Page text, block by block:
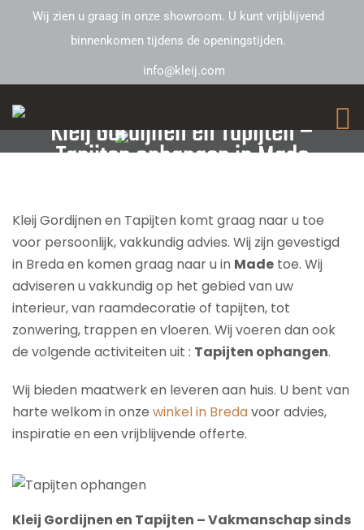
Wij zien u graag in onze showroom. U kunt vrijblijvend
binnenkomen tijdens de openingstijden.
info@kleij.com
Kleij Gordijnen en Tapijten –
Tapijten ophangen in Made
Kleij Gordijnen en Tapijten komt graag naar u toe
voor persoonlijk, vakkundig advies. Wij zijn gevestigd
in Breda en komen graag naar u in Made toe. Wij
adviseren u vakkundig op het gebied van uw
interieur, van raamdecoratie of tapijten, tot
zonwering, trappen en vloeren. Wij voeren dan ook
de volgende activiteiten uit : Tapijten ophangen.
Wij bieden maatwerk en leveren aan huis. U bent van
harte welkom in onze winkel in Bredavoor advies,
inspiratie en een vrijblijvende offerte.
Kleij Gordijnen en Tapijten – Vakmanschap sinds